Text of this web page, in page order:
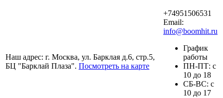
Наш адрес: г. Москва, ул. Барклая д.6, стр.5,
БЦ "Барклай Плаза". Посмотреть на карте
+74951506531
Email:
info@boomhit.ru
График
работы
ПH-ПТ: с
10 до 18
СБ-ВС: с
10 до 17